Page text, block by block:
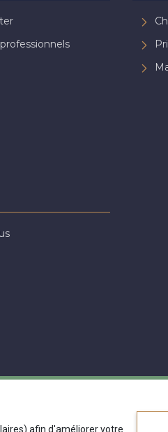
afin d'améliorer votre